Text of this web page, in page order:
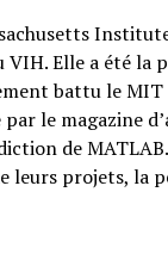
Elle a été la
battu le
le magazine
de
projets, la